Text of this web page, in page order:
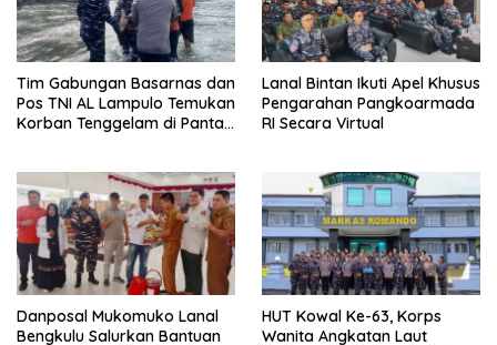
Tim Gabungan Basarnas dan
Pos TNI AL Lampulo Temukan
Korban Tenggelam di Pantai
Lanal Bintan Ikuti Apel Khusus
Pengarahan Pangkoarmada
RI Secara Virtual
Danposal Mukomuko Lanal
Bengkulu Salurkan Bantuan
HUT Kowal Ke-63, Korps
Wanita Angkatan Laut